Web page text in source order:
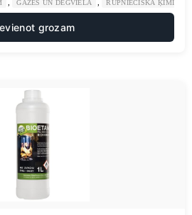
GĀZES UN DEGVIELA RŪPNIECISKĀ ĶĪMIJA
grozam